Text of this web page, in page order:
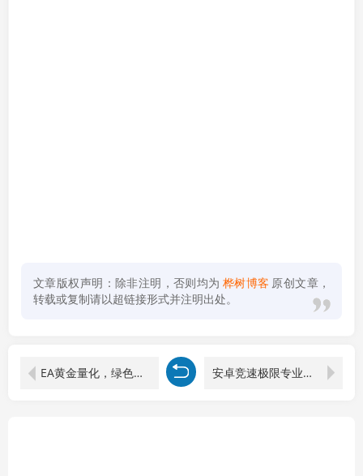
文章版权声明：除非注明，否则均为 桦树博客 原创文章，
转载或复制请以超链接形式并注明出处。
EA黄金量化，绿色稳定，24小时运行，小白轻松入手，日入1000+ 安卓竞速极限专业版 v2.13.6 无限金币